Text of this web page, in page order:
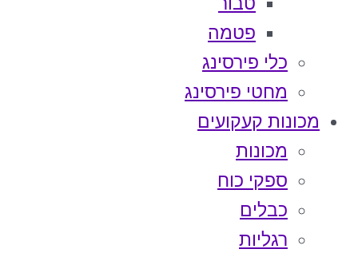
פטמה
כלי פירסינג
מחטי פירסינג
מכונות קעקועים
מכונות
ספקי כוח
כבלים
רגליות